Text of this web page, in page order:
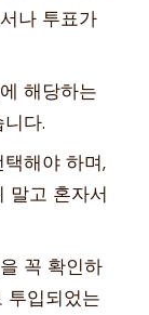
나 투표가
해당하는
다.
해야 하며,
말고 혼자서
꼭 확인하
투입되었는